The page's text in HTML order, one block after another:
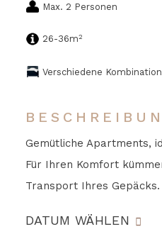
Max. 2 Personen
26-36m2
Verschiedene
Gemütliche Apartments,
Für Ihren Komfort
Transport Ihres Gepäcks.
DATUM WÄHLEN